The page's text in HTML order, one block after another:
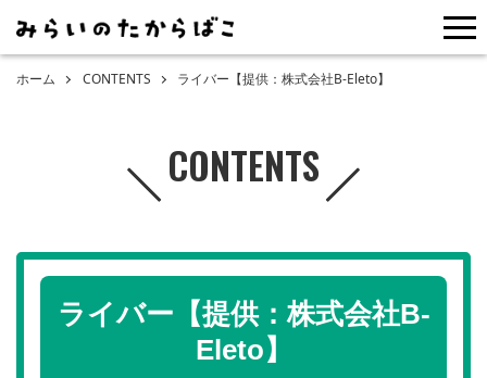
ホーム CONTENTS ライバー【提供：株式会社B-Eleto】
CONTENTS
ライバー【提供：株式会社B-
Eleto】